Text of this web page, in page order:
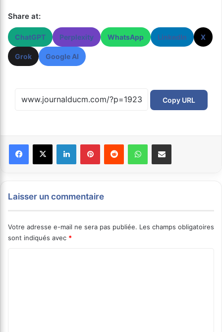
Share at:
ChatGPT Perplexity WhatsApp LinkedIn X
Grok Google AI
Copy URL
Laisser un commentaire
Votre adresse e-mail ne sera pas publiée. Les champs obligatoires
sont indiqués avec *